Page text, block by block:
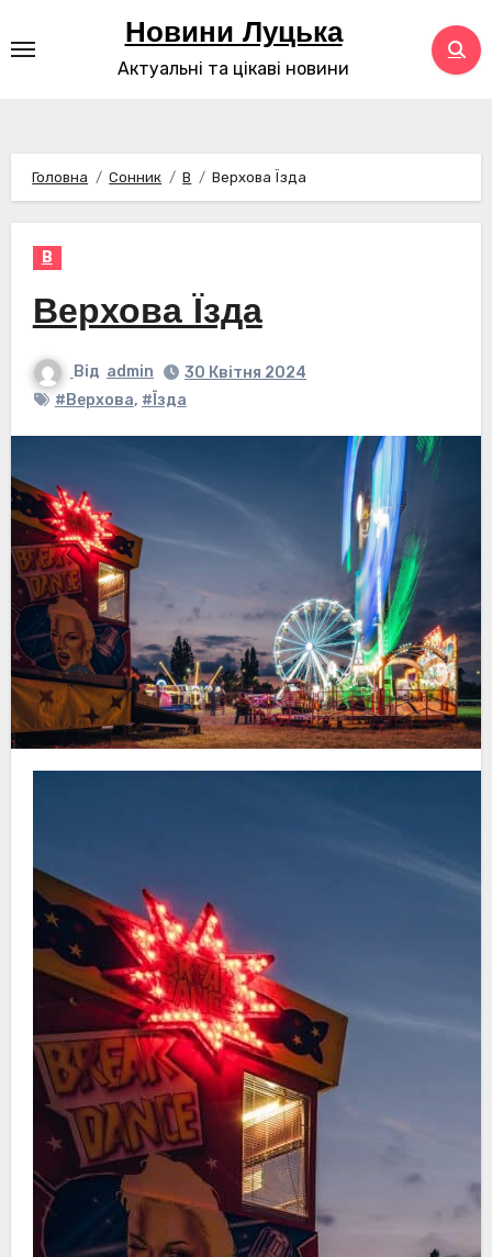
до
Новини Луцька
Актуальні та цікаві новини
Головна Сонник В Верхова Їзда
В
Верхова Їзда
Від admin
30 Квітня 2024
#Верхова, #Їзда